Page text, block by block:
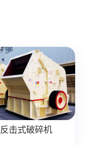
反击式破碎机